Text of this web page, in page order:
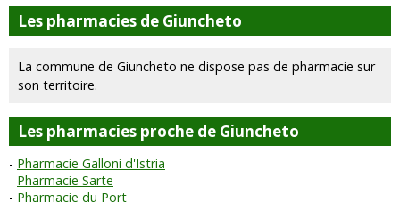
Les pharmacies de Giuncheto
La commune de Giuncheto ne dispose pas de pharmacie sur
son territoire.
Les pharmacies proche de Giuncheto
Pharmacie Galloni d'Istria
Pharmacie Sarte
Pharmacie du Port